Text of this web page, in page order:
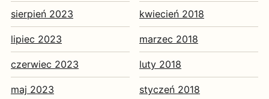
sierpień 2023
lipiec 2023
czerwiec 2023
maj 2023
kwiecień 2018
marzec 2018
luty 2018
styczeń 2018